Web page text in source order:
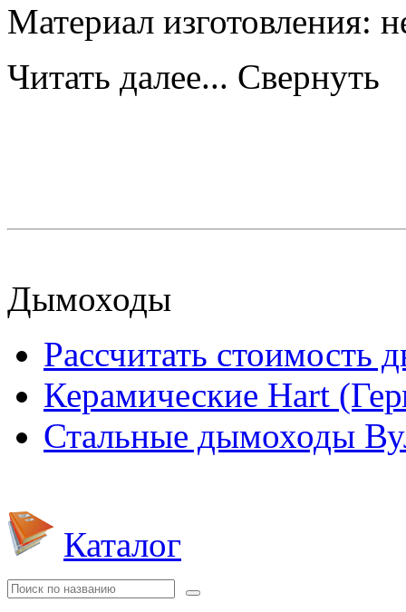
Материал изготовления:
Читать далее... Свернуть
Дымоходы
Рассчитать стоимость
Керамические Hart
Стальные дымоходы
Каталог